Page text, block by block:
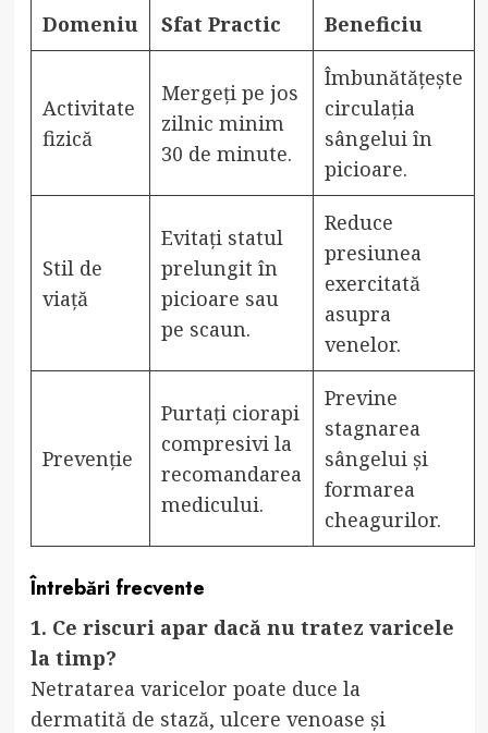
Domeniu Sfat Practic Beneficiu
Activitate
fizică
Mergeți pe jos
zilnic minim
30 de minute.
Îmbunătățește
circulația
sângelui în
picioare.
Stil de
viață
Evitați statul
prelungit în
picioare sau
pe scaun.
Reduce
presiunea
exercitată
asupra
venelor.
Prevenție
Purtați ciorapi
compresivi la
recomandarea
medicului.
Previne
stagnarea
sângelui și
formarea
cheagurilor.
Întrebări frecvente
1. Ce riscuri apar dacă nu tratez varicele
la timp?
Netratarea varicelor poate duce la
dermatită de stază, ulcere venoase și